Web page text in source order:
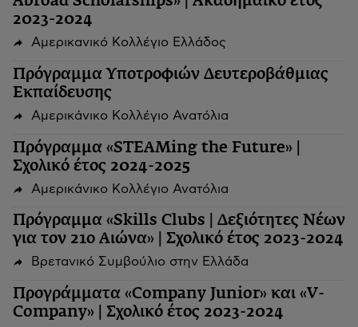
2023-2024
Αμερικανικό Κολλέγιο Ελλάδος
Πρόγραμμα Υποτροφιών Δευτεροβάθμιας
Εκπαίδευσης
Αμερικάνικο Κολλέγιο Ανατόλια
Πρόγραμμα «STEAMing the Future» |
Σχολικό έτος 2024-2025
Αμερικάνικο Κολλέγιο Ανατόλια
Πρόγραμμα «Skills Clubs | Δεξιότητες Νέων
για τον 21ο Αιώνα» | Σχολικό έτος 2023-2024
Βρετανικό Συμβούλιο στην Ελλάδα
Προγράμματα «Company Junior» και «V-
Company» | Σχολικό έτος 2023-2024